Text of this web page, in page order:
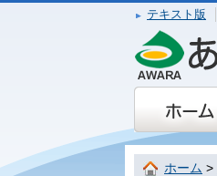
テキスト版
ホーム >